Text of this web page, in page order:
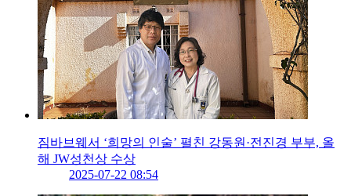
짐바브웨서 ‘희망의 인술’ 펼친 강동원·전진경 부부, 올
해 JW성천상 수상
2025-07-22 08:54